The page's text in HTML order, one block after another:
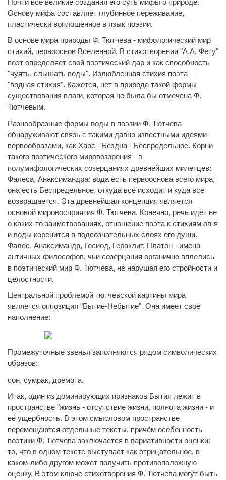
Основу мифа составляет глубинное переживание,
пластически воплощённое в язык поэзии.
В основе мира природы Ф. Тютчева - мифологический мир
стихий, первооснов Вселенной. В стихотворении "А.А. Фету"
поэт определяет свой поэтический дар и как способность
"чуять, слышать воды". Излюбленная стихия поэта —
"водная стихия". Кажется, нет в природе такой формы
существования влаги, которая не была бы отмечена Ф.
Тютчевым.
Разнообразные формы воды в поэзии Ф. Тютчева
обнаруживают связь с такими давно известными идеями-
первообразами, как Хаос - Бездна - Беспредельное. Корни
такого поэтического мировоззрения - в
полумифологических созерцаниях древнейших милетцев:
Фалеса, Анаксимандра: вода есть первооснова всего мира,
она есть Беспредельное, откуда всё исходит и куда всё
возвращается. Эта древнейшая концепция является
основой мировосприятия Ф. Тютчева. Конечно, речь идёт не
о каких-то заимствованиях, отношение поэта к стихиям огня
и воды коренится в подсознательных слоях его души.
Фалес, Анаксимандр, Гесиод, Гераклит, Платон - имена
античных философов, чьи созерцания органично вплелись
в поэтический мир Ф. Тютчева, не нарушая его стройности и
целостности.
Центральной проблемой тютчевской картины мира
является оппозиция "Бытие-Небытие". Она имеет своё
наполнение:
Промежуточные звенья заполняются рядом символических
образов:
сон, сумрак, дремота.
Итак, один из доминирующих признаков Бытия лежит в
пространстве "жизнь - отсутствие жизни, полнота жизни - и
её ущербность. В этом смысловом пространстве
перемещаются отдельные тексты, причём особенность
поэтики Ф. Тютчева заключается в вариативности оценки:
то, что в одном тексте выступает как отрицательное, в
каком-либо другом может получить противоположную
оценку. В этом ключе стихотворения Ф. Тютчева могут быть